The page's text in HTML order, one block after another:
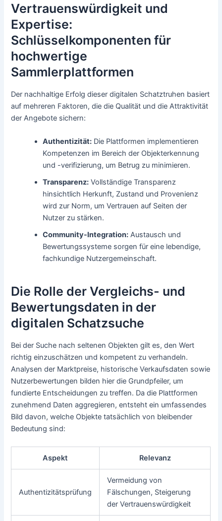
Vertrauenswürdigkeit und
Expertise:
Schlüsselkomponenten für
hochwertige
Sammlerplattformen
Der nachhaltige Erfolg dieser digitalen Schatztruhen basiert
auf mehreren Faktoren, die die Qualität und die Attraktivität
der Angebote sichern:
Authentizität: Die Plattformen implementieren
Kompetenzen im Bereich der Objekterkennung
und -verifizierung, um Betrug zu minimieren.
Transparenz: Vollständige Transparenz
hinsichtlich Herkunft, Zustand und Provenienz
wird zur Norm, um Vertrauen auf Seiten der
Nutzer zu stärken.
Community-Integration: Austausch und
Bewertungssysteme sorgen für eine lebendige,
fachkundige Nutzergemeinschaft.
Die Rolle der Vergleichs- und
Bewertungsdaten in der
digitalen Schatzsuche
Bei der Suche nach seltenen Objekten gilt es, den Wert
richtig einzuschätzen und kompetent zu verhandeln.
Analysen der Marktpreise, historische Verkaufsdaten sowie
Nutzerbewertungen bilden hier die Grundpfeiler, um
fundierte Entscheidungen zu treffen. Da die Plattformen
zunehmend Daten aggregieren, entsteht ein umfassendes
Bild davon, welche Objekte tatsächlich von bleibender
Bedeutung sind:
Aspekt Relevanz
Authentizitätsprüfung
Vermeidung von
Fälschungen, Steigerung
der Vertrauenswürdigkeit